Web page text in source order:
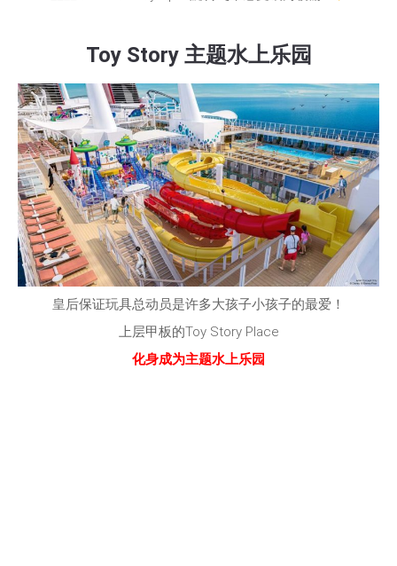
Toy Story 主题水上乐园
皇后保证玩具总动员是许多大孩子小孩子的最爱！
上层甲板的Toy Story Place
化身成为主题水上乐园